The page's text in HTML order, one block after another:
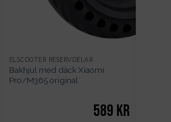
ELSCOOTER RESERVDELAR
Bakhjul med däck Xiaomi
Pro/M365 original
589 kr